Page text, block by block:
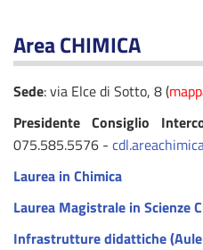
AreaCHIMICA
Sede: via Elce di Sotto, 8 (
Presidente Consiglio
075.585.5576 -
Laurea in Chimica
Laurea Magistrale in Scienze
Infrastrutture didattiche